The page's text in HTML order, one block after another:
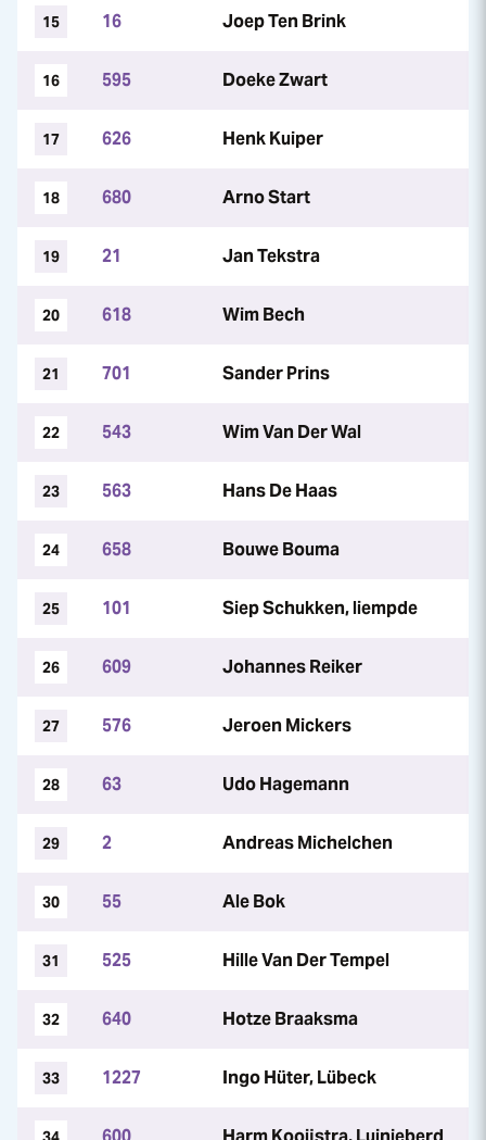
15 16 Joep Ten Brink
16 595 Doeke Zwart
17 626 Henk Kuiper
18 680 Arno Start
19 21 Jan Tekstra
20 618 Wim Bech
21 701 Sander Prins
22 543 Wim Van Der Wal
23 563 Hans De Haas
24 658 Bouwe Bouma
25 101 Siep Schukken, liempde
26 609 Johannes Reiker
27 576 Jeroen Mickers
28 63 Udo Hagemann
29 2 Andreas Michelchen
30 55 Ale Bok
31 525 Hille Van Der Tempel
32 640 Hotze Braaksma
33 1227 Ingo Hüter, Lübeck